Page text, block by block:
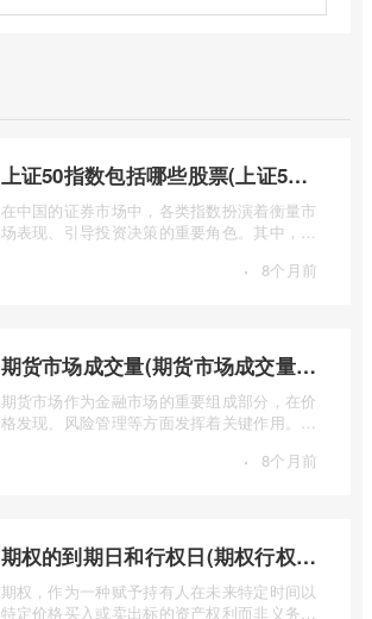
上证50指数包括哪些股票(上证50指数包含哪些股票)
在中国的证券市场中，各类指数扮演着衡量市
场表现、引导投资决策的重要角色。其中，上
· 8个月前
期货市场成交量(期货市场成交量萎缩)
期货市场作为金融市场的重要组成部分，在价
格发现、风险管理等方面发挥着关键作用。近
· 8个月前
期权的到期日和行权日(期权行权日到期虚值期权都将清零)
期权，作为一种赋予持有人在未来特定时间以
特定价格买入或卖出标的资产权利而非义务的